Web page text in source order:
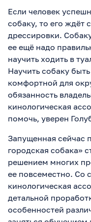
Если человек
собаку, то его ждёт
дрессировки.
ее ещё надо
научить ходить в
Научить собаку
комфортной для
обязанность
кинологическая
помочь, уверен
Запущенная сейчас
городская собака»
решением многих
ее повсеместно. Со
кинологическая
детальной
особенностей